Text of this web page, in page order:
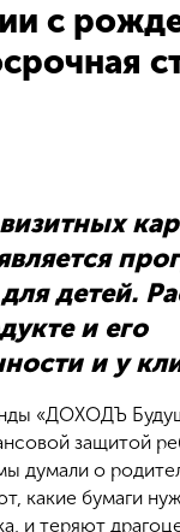
с
детей.
и его
и у
«ДОХОДЪ
защитой
думали о
какие бумаги
и теряют